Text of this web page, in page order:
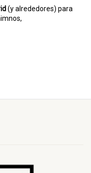
(y alrededores) para